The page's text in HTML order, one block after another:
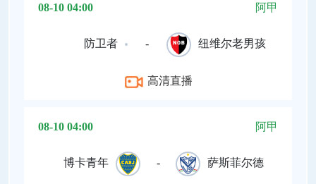
08-10 04:00 阿甲
防卫者 - 纽维尔老男孩
高清直播
08-10 04:00 阿甲
博卡青年 - 萨斯菲尔德